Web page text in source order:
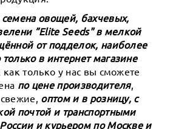
овощей, бахчевых,
”Elite Seeds" в мелкой
от подделок, наиболее
в интернет магазине
как только у нас вы сможете
по цене производителя,
оптом и в розницу, с
почтой и транспортными
и курьером по Москве и